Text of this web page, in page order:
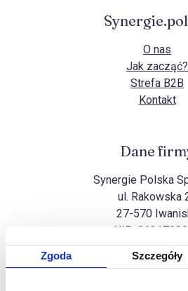
Zgoda Szczegóły
O nas
Jak zacząć?
Strefa B2B
Kontakt
Dane
Synergie Polska
ul. Rakowska
27-570
NIP: